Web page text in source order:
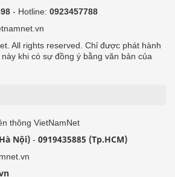
- Hotline: 0923457788
All rights reserved. Chỉ được phát hành
khi có sự đồng ý bằng văn bản của
thông VietNamNet
Nội) - 0919435885 (Tp.HCM)